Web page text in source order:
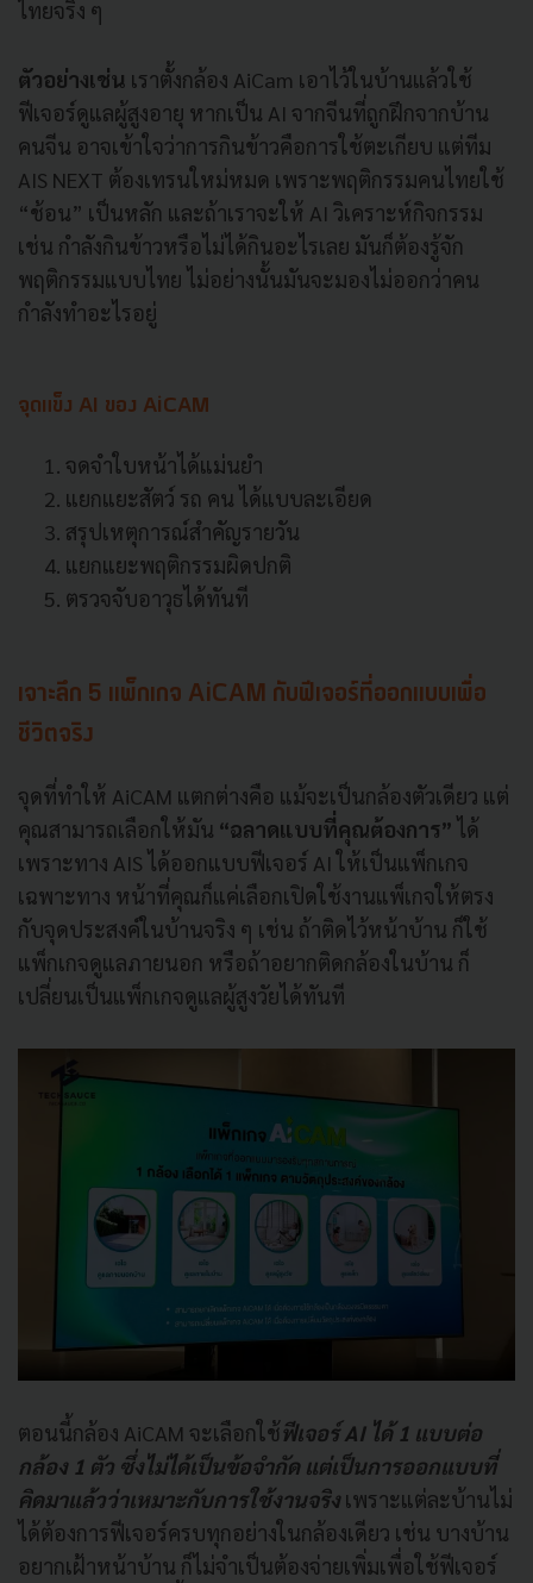
ไทยจริง ๆ
ตัวอย่างเช่น เราตั้งกล้อง AiCam เอาไว้ในบ้านแล้วใช้
ฟีเจอร์ดูแลผู้สูงอายุ หากเป็น AI จากจีนที่ถูกฝึกจากบ้าน
คนจีน อาจเข้าใจว่าการกินข้าวคือการใช้ตะเกียบ แต่ทีม
AIS NEXT ต้องเทรนใหม่หมด เพราะพฤติกรรมคนไทยใช้
“ช้อน” เป็นหลัก และถ้าเราจะให้ AI วิเคราะห์กิจกรรม
เช่น กำลังกินข้าวหรือไม่ได้กินอะไรเลย มันก็ต้องรู้จัก
พฤติกรรมแบบไทย ไม่อย่างนั้นมันจะมองไม่ออกว่าคน
กำลังทำอะไรอยู่
จุดแข็ง AI ของ AiCAM
จดจำใบหน้าได้แม่นยำ
แยกแยะสัตว์ รถ คน ได้แบบละเอียด
สรุปเหตุการณ์สำคัญรายวัน
แยกแยะพฤติกรรมผิดปกติ
ตรวจจับอาวุธได้ทันที
เจาะลึก 5 แพ็กเกจ AiCAM กับฟีเจอร์ที่ออกแบบเพื่อ
ชีวิตจริง
จุดที่ทำให้ AiCAM แตกต่างคือ แม้จะเป็นกล้องตัวเดียว แต่
คุณสามารถเลือกให้มัน “ฉลาดแบบที่คุณต้องการ” ได้
เพราะทาง AIS ได้ออกแบบฟีเจอร์ AI ให้เป็นแพ็กเกจ
เฉพาะทาง หน้าที่คุณก็แค่เลือกเปิดใช้งานแพ็เกจให้ตรง
กับจุดประสงค์ในบ้านจริง ๆ เช่น ถ้าติดไว้หน้าบ้าน ก็ใช้
แพ็กเกจดูแลภายนอก หรือถ้าอยากติดกล้องในบ้าน ก็
เปลี่ยนเป็นแพ็กเกจดูแลผู้สูงวัยได้ทันที
ตอนนี้กล้อง AiCAM จะเลือกใช้ฟีเจอร์ AI ได้ 1 แบบต่อ
กล้อง 1 ตัว ซึ่งไม่ได้เป็นข้อจำกัด แต่เป็นการออกแบบที่
คิดมาแล้วว่าเหมาะกับการใช้งานจริง เพราะแต่ละบ้านไม่
ได้ต้องการฟีเจอร์ครบทุกอย่างในกล้องเดียว เช่น บางบ้าน
อยากเฝ้าหน้าบ้าน ก็ไม่จำเป็นต้องจ่ายเพิ่มเพื่อใช้ฟีเจอร์